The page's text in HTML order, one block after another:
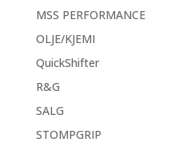
MSS PERFORMANCE
OLJE/KJEMI
QuickShifter
R&G
SALG
STOMPGRIP